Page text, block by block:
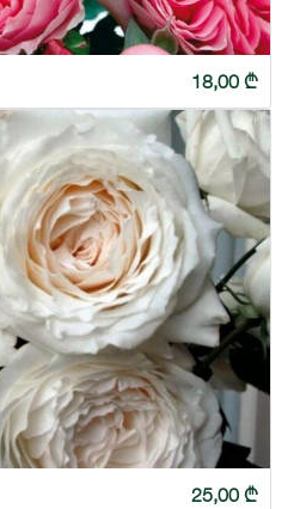
18,00 ₾
25,00 ₾